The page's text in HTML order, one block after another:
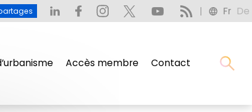
Accès membre Contact
Fr De